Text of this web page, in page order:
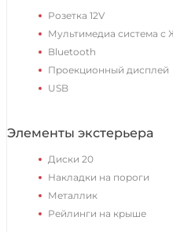
Розетка 12V
Мультимедиа система с
Bluetooth
Проекционный дисплей
USB
Элементы экстерьера
Диски 20
Накладки на пороги
Металлик
Рейлинги на крыше